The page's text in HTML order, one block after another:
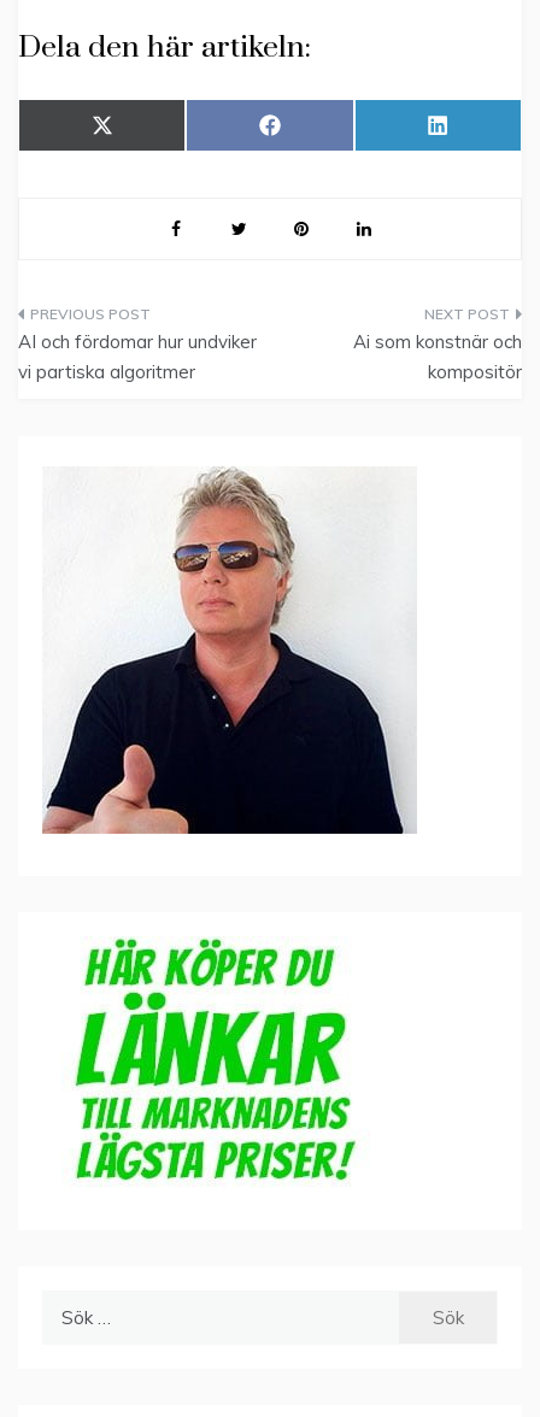
Dela den här artikeln:
Dela
på
X
(
)
Dela
på
F
a
Dela
på
L
i
Inläggsnavigering
AI och fördomar hur undviker
vi partiska algoritmer
Ai som konstnär och
kompositör